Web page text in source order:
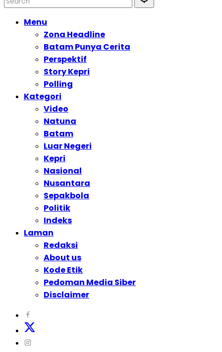
Menu
Zona Headline
Batam Punya Cerita
Perspektif
Story Kepri
Polling
Kategori
Video
Natuna
Batam
Luar Negeri
Kepri
Nasional
Nusantara
Sepakbola
Politik
Indeks
Laman
Redaksi
About us
Kode Etik
Pedoman Media Siber
Disclaimer